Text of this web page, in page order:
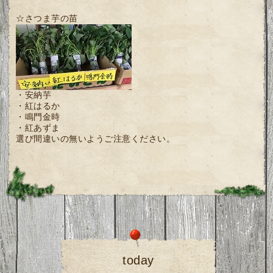
☆さつま芋の苗
・安納芋
・紅はるか
・鳴門金時
・紅あずま
選び間違いの無いようご注意ください。
today